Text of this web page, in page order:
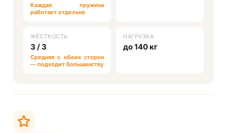
Каждая пружина
работает отдельно
ЖЁСТКОСТЬ
3 / 3
Средняя с обеих сторон
— подходит большинству
НАГРУЗКА
до 140 кг